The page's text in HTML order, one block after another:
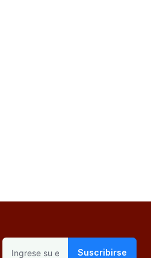
Suscribirse